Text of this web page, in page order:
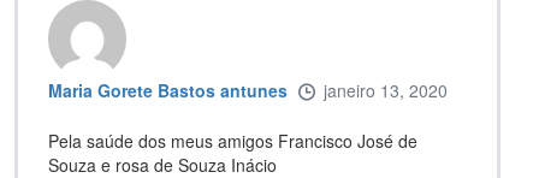
Maria Gorete Bastos antunes janeiro 13, 2020
Pela saúde dos meus amigos Francisco José de
Souza e rosa de Souza Inácio